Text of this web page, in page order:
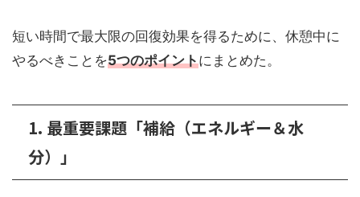
短い時間で最大限の回復効果を得るために、休憩中に
やるべきことを5つのポイントにまとめた。
1. 最重要課題「補給（エネルギー＆水
分）」